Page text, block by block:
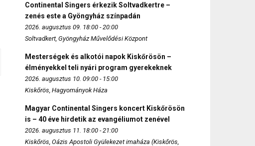
Continental Singers érkezik Soltvadkertre –
zenés este a Gyöngyház színpadán
2026. augusztus 09. 18:00 - 20:00
Soltvadkert, Gyöngyház Művelődési Központ
Mesterségek és alkotói napok Kiskőrösön –
élményekkel teli nyári program gyerekeknek
2026. augusztus 10. 09:00 - 15:00
Kiskőrös, Hagyományok Háza
Magyar Continental Singers koncert Kiskőrösön
is – 40 éve hirdetik az evangéliumot zenével
2026. augusztus 11. 18:00 - 21:00
Kiskőrös, Oázis Apostoli Gyülekezet imaháza (Kiskőrös,